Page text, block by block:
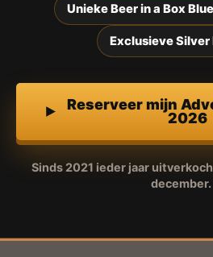
Unieke Beer in a Box
Exclusieve Silver
Reserveer mijn
2026
Sinds 2021 ieder jaar
december.